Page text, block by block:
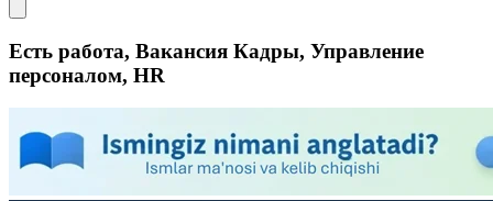
Есть работа, Вакансия Кадры, Управление
персоналом, HR